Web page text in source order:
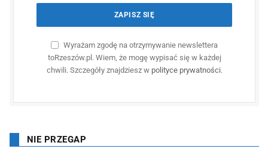
Wyrażam zgodę na otrzymywanie newslettera
toRzeszów.pl. Wiem, że mogę wypisać się w każdej
chwili. Szczegóły znajdziesz w polityce prywatności.
NIE PRZEGAP